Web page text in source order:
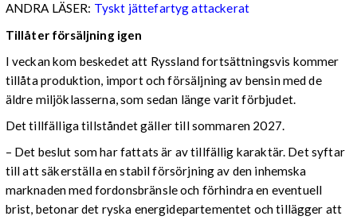
ANDRA LÄSER: Tyskt jättefartyg attackerat
Tillåter försäljning igen
I veckan kom beskedet att Ryssland fortsättningsvis kommer
tillåta produktion, import och försäljning av bensin med de
äldre miljöklasserna, som sedan länge varit förbjudet.
Det tillfälliga tillståndet gäller till sommaren 2027.
– Det beslut som har fattats är av tillfällig karaktär. Det syftar
till att säkerställa en stabil försörjning av den inhemska
marknaden med fordonsbränsle och förhindra en eventuell
brist, betonar det ryska energidepartementet och tillägger att